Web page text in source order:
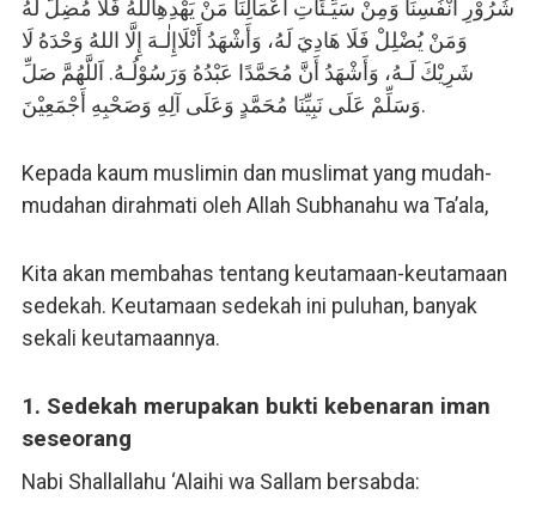
شُرُوْرِ أَنْفُسِنَا وَمِنْ سَيِّـئَاتِ أَعْمَالِنَا مَنْ يَهْدِهِاللهُ فَلَا مُضِلَّ لَهُ
وَمَنْ يُضْلِلْ فَلَا هَادِيَ لَهُ، وَأَشْهَدُ أَنْلَاإِلٰـهَ إِلَّا اللهُ وَحْدَهُ لَا
شَرِيْكَ لَـهُ، وَأَشْهَدُ أَنَّ مُحَمَّدًا عَبْدُهُ وَرَسُوْلُـهُ. اَللَّهُمَّ صَلِّ
وَسَلِّمْ عَلَى نَبِيِّنَا مُحَمَّدٍ وَعَلَى آلِهِ وَصَحْبِهِ أَجْمَعِيْنَ.
Kepada kaum muslimin dan muslimat yang mudah-
mudahan dirahmati oleh Allah Subhanahu wa Ta’ala,
Kita akan membahas tentang keutamaan-keutamaan
sedekah. Keutamaan sedekah ini puluhan, banyak
sekali keutamaannya.
1. Sedekah merupakan bukti kebenaran iman
seseorang
Nabi Shallallahu ‘Alaihi wa Sallam bersabda: